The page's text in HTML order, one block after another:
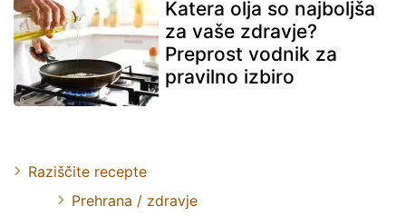
Katera olja so najboljša
za vaše zdravje?
Preprost vodnik za
pravilno izbiro
Raziščite recepte
Prehrana / zdravje